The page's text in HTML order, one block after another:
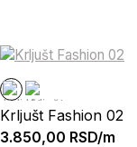
Krljušt Fashion 02
3.850,00 RSD/m